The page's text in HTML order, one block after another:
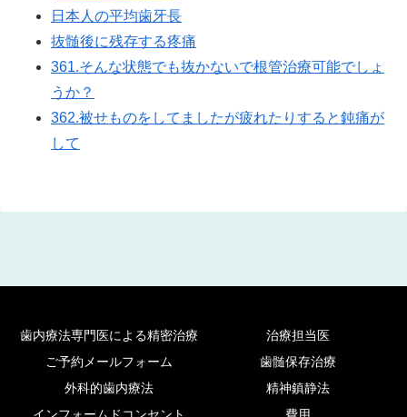
日本人の平均歯牙長
抜髄後に残存する疼痛
361.そんな状態でも抜かないで根管治療可能でしょ
うか？
362.被せものをしてましたが疲れたりすると鈍痛が
して
歯内療法専門医による精密治療
治療担当医
ご予約メールフォーム
歯髄保存治療
外科的歯内療法
精神鎮静法